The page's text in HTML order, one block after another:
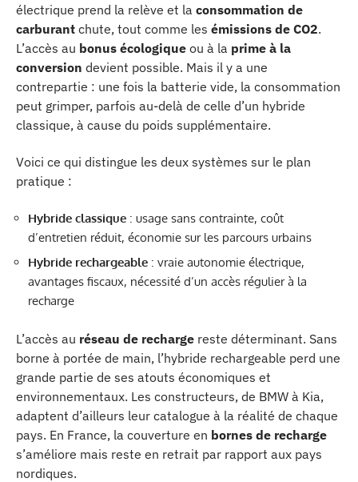
électrique prend la relève et la consommation de
carburant chute, tout comme les émissions de CO2.
L’accès au bonus écologique ou à la prime à la
conversion devient possible. Mais il y a une
contrepartie : une fois la batterie vide, la consommation
peut grimper, parfois au-delà de celle d’un hybride
classique, à cause du poids supplémentaire.
Voici ce qui distingue les deux systèmes sur le plan
pratique :
Hybride classique : usage sans contrainte, coût
d’entretien réduit, économie sur les parcours urbains
Hybride rechargeable : vraie autonomie électrique,
avantages fiscaux, nécessité d’un accès régulier à la
recharge
L’accès au réseau de recharge reste déterminant. Sans
borne à portée de main, l’hybride rechargeable perd une
grande partie de ses atouts économiques et
environnementaux. Les constructeurs, de BMW à Kia,
adaptent d’ailleurs leur catalogue à la réalité de chaque
pays. En France, la couverture en bornes de recharge
s’améliore mais reste en retrait par rapport aux pays
nordiques.